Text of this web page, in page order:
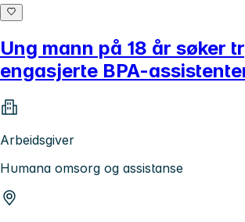
Ung mann på 18 år søker
engasjerte BPA-
Arbeidsgiver
Humana omsorg og assistanse